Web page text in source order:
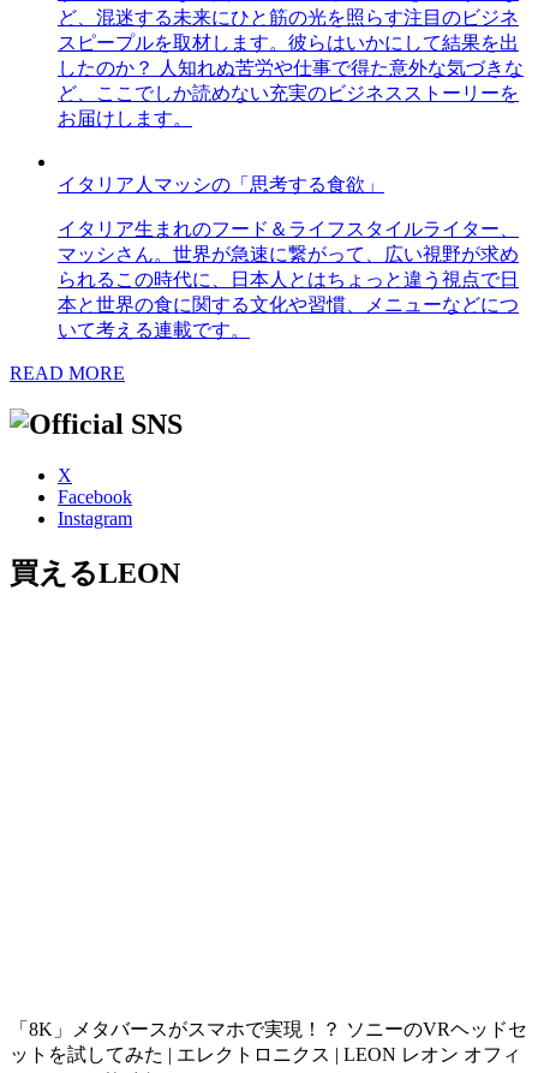
ど、混迷する未来にひと筋の光を照らす注目のビジネ
スピープルを取材します。彼らはいかにして結果を出
したのか？ 人知れぬ苦労や仕事で得た意外な気づきな
ど、ここでしか読めない充実のビジネスストーリーを
お届けします。
イタリア人マッシの「思考する食欲」
イタリア生まれのフード＆ライフスタイルライター、
マッシさん。世界が急速に繋がって、広い視野が求め
られるこの時代に、日本人とはちょっと違う視点で日
本と世界の食に関する文化や習慣、メニューなどにつ
いて考える連載です。
READ MORE
X
Facebook
Instagram
買えるLEON
「8K」メタバースがスマホで実現！？ ソニーのVRヘッドセ
ットを試してみた | エレクトロニクス | LEON レオン オフィ